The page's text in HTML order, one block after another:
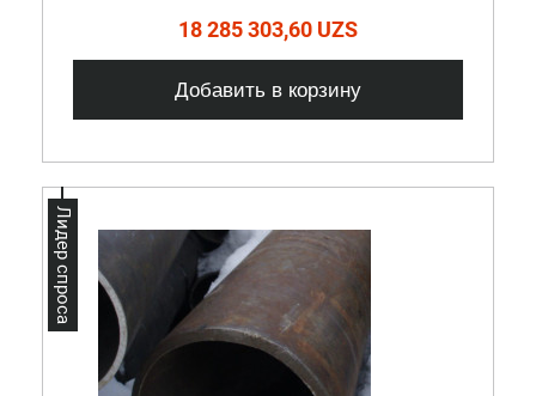
18 285 303,60 UZS
Добавить в корзину
Лидер спроса